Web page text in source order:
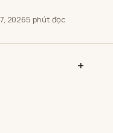
20265 phút đọc
Phát